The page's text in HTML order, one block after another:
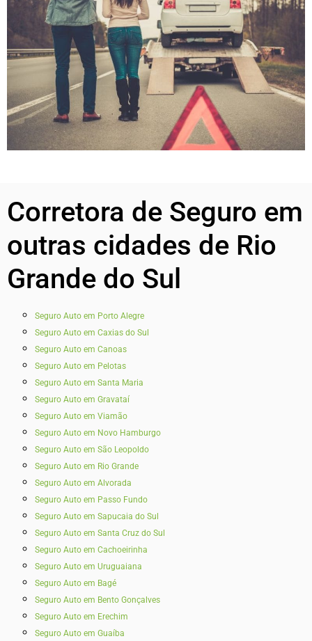
Corretora de Seguro em
outras cidades de Rio
Grande do Sul
Seguro Auto em Porto Alegre
Seguro Auto em Caxias do Sul
Seguro Auto em Canoas
Seguro Auto em Pelotas
Seguro Auto em Santa Maria
Seguro Auto em Gravataí
Seguro Auto em Viamão
Seguro Auto em Novo Hamburgo
Seguro Auto em São Leopoldo
Seguro Auto em Rio Grande
Seguro Auto em Alvorada
Seguro Auto em Passo Fundo
Seguro Auto em Sapucaia do Sul
Seguro Auto em Santa Cruz do Sul
Seguro Auto em Cachoeirinha
Seguro Auto em Uruguaiana
Seguro Auto em Bagé
Seguro Auto em Bento Gonçalves
Seguro Auto em Erechim
Seguro Auto em Guaíba